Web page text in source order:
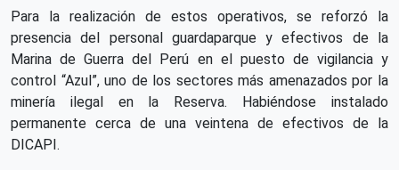
Para la realización de estos operativos, se reforzó la
presencia del personal guardaparque y efectivos de la
Marina de Guerra del Perú en el puesto de vigilancia y
control “Azul”, uno de los sectores más amenazados por la
minería ilegal en la Reserva. Habiéndose instalado
permanente cerca de una veintena de efectivos de la
DICAPI.